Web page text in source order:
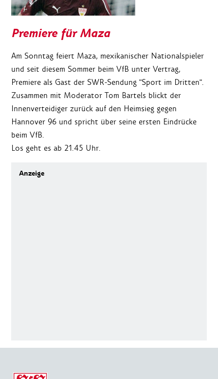
Premiere für Maza
Am Sonntag feiert Maza, mexikanischer Nationalspieler
und seit diesem Sommer beim VfB unter Vertrag,
Premiere als Gast der SWR-Sendung "Sport im Dritten".
Zusammen mit Moderator Tom Bartels blickt der
Innenverteidiger zurück auf den Heimsieg gegen
Hannover 96 und spricht über seine ersten Eindrücke
beim VfB.
Los geht es ab 21.45 Uhr.